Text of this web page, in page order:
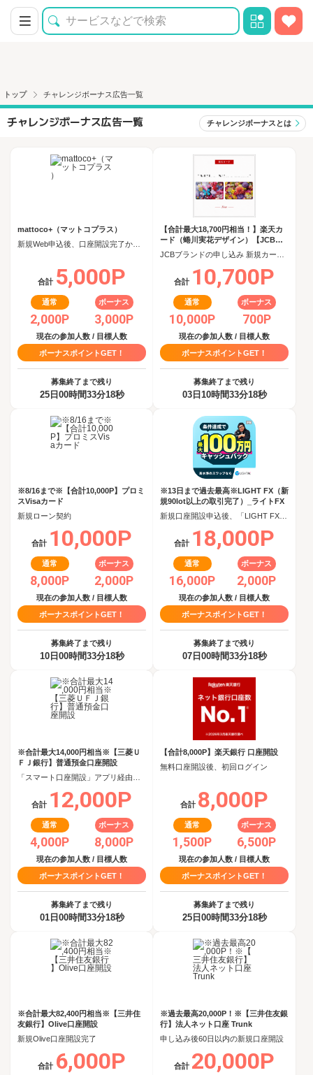
トップ チャレンジボーナス広告一覧
チャレンジボーナス広告一覧 チャレンジボーナスとは
mattoco+（マットコプラス）
合計 5,000P
通常
2,000P
ボーナス
3,000P
現在の参加人数 / 目標人数
ボーナスポイントGET！
募集終了まで残り
25日00時間33分17秒
【合計最大18,700円相当！】楽天カ
ード（蜷川実花デザイン）【JCBキ
ャンペーン実施中】
合計 10,700P
通常
10,000P
ボーナス
700P
現在の参加人数 / 目標人数
ボーナスポイントGET！
募集終了まで残り
03日10時間33分17秒
※8/16まで※【合計10,000P】プロミ
スVisaカード
新規ローン契約
合計 10,000P
通常
8,000P
ボーナス
2,000P
現在の参加人数 / 目標人数
ボーナスポイントGET！
募集終了まで残り
10日00時間33分17秒
※13日まで過去最高※LIGHT FX（新
規90lot以上の取引完了）_ライトFX
合計 18,000P
通常
16,000P
ボーナス
2,000P
現在の参加人数 / 目標人数
ボーナスポイントGET！
募集終了まで残り
07日00時間33分17秒
※合計最大14,000円相当※【三菱Ｕ
ＦＪ銀行】普通預金口座開設
合計 12,000P
通常
4,000P
ボーナス
8,000P
現在の参加人数 / 目標人数
ボーナスポイントGET！
募集終了まで残り
01日00時間33分17秒
【合計8,000P】楽天銀行 口座開設
無料口座開設後、初回ログイン
合計 8,000P
通常
1,500P
ボーナス
6,500P
現在の参加人数 / 目標人数
ボーナスポイントGET！
募集終了まで残り
25日00時間33分17秒
※合計最大82,400円相当※【三井住
友銀行】Olive口座開設
新規Olive口座開設完了
合計 6,000P
※過去最高20,000P！※【三井住友銀
行】法人ネット口座 Trunk
申し込み後60日以内の新規口座開設
合計 20,000P